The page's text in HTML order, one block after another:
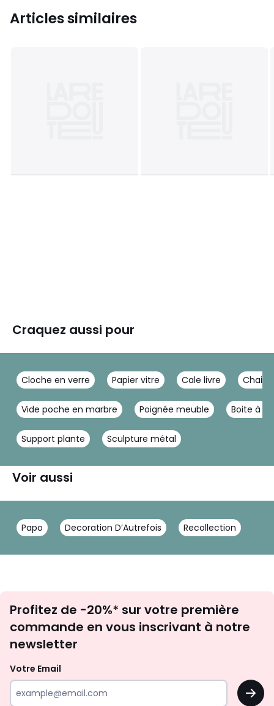
Articles similaires
Craquez aussi pour
Cloche en verre Papier vitre Cale livre
Vide poche en marbre Poignée meuble Boite à
Support plante Sculpture métal
Voir aussi
Papo Decoration D’Autrefois Recollection
newsletter
Profitez de -20%* sur votre première
commande en vous inscrivant à notre
newsletter
Votre Email
OK